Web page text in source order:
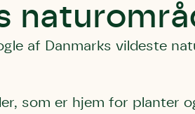
af Danmarks vildeste
som er hjem for planter